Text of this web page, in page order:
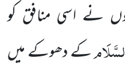
نے اسی منافق کو
کے دھوکے میں